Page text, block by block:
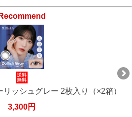
Recommend
ッシュグレー 2枚入り（×4箱）
6,600円